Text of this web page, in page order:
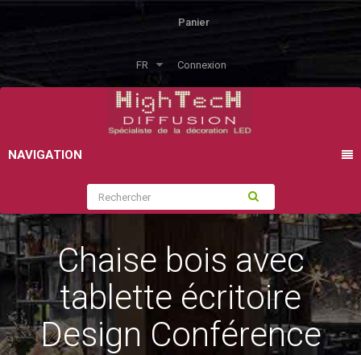
Panier
FR Connexion
NAVIGATION
Chaise bois avec
tablette écritoire
Design Conférence